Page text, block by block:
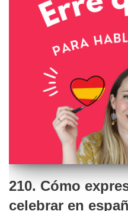
210. Cómo
celebrar en